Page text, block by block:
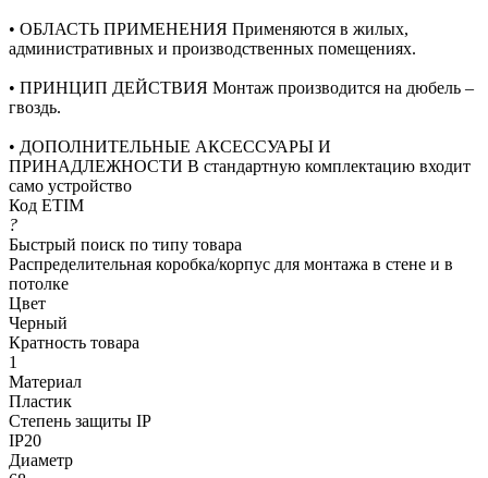
• ОБЛАСТЬ ПРИМЕНЕНИЯ Применяются в жилых,
административных и производственных помещениях.
• ПРИНЦИП ДЕЙСТВИЯ Монтаж производится на дюбель –
гвоздь.
• ДОПОЛНИТЕЛЬНЫЕ АКСЕССУАРЫ И
ПРИНАДЛЕЖНОСТИ В стандартную комплектацию входит
само устройство
Код ETIM
?
Быстрый поиск по типу товара
Распределительная коробка/корпус для монтажа в стене и в
потолке
Цвет
Черный
Кратность товара
1
Материал
Пластик
Степень защиты IP
IP20
Диаметр